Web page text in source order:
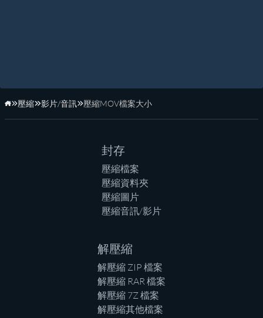
首頁
壓縮 影片/音訊 壓縮MOV檔案大小
封存
壓縮檔案
壓縮資料夾
壓縮圖片
壓縮音訊/影片
解壓縮
解壓縮 ZIP 檔案
解壓縮 RAR 檔案
解壓縮 7Z 檔案
解壓縮其他檔案